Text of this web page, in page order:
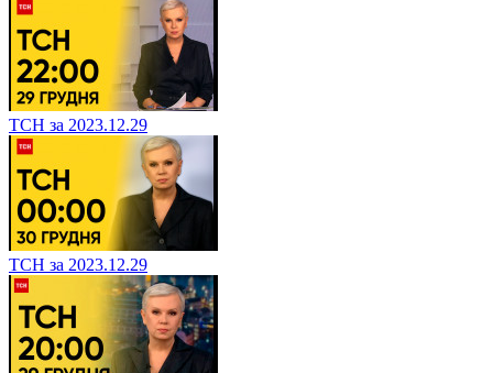
ТСН за 2023.12.29
ТСН за 2023.12.29